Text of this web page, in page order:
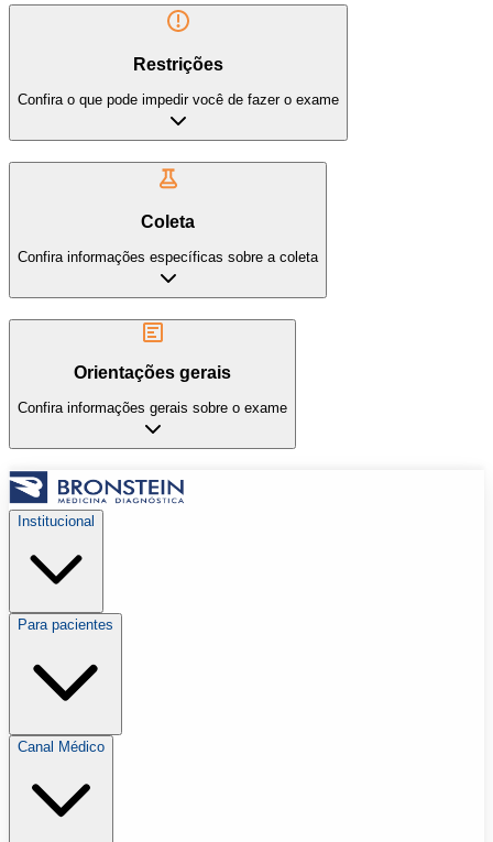
Restrições
Confira o que pode impedir você de fazer o exame
Coleta
Confira informações específicas sobre a coleta
Orientações gerais
Confira informações gerais sobre o exame
Institucional
Para pacientes
Canal Médico